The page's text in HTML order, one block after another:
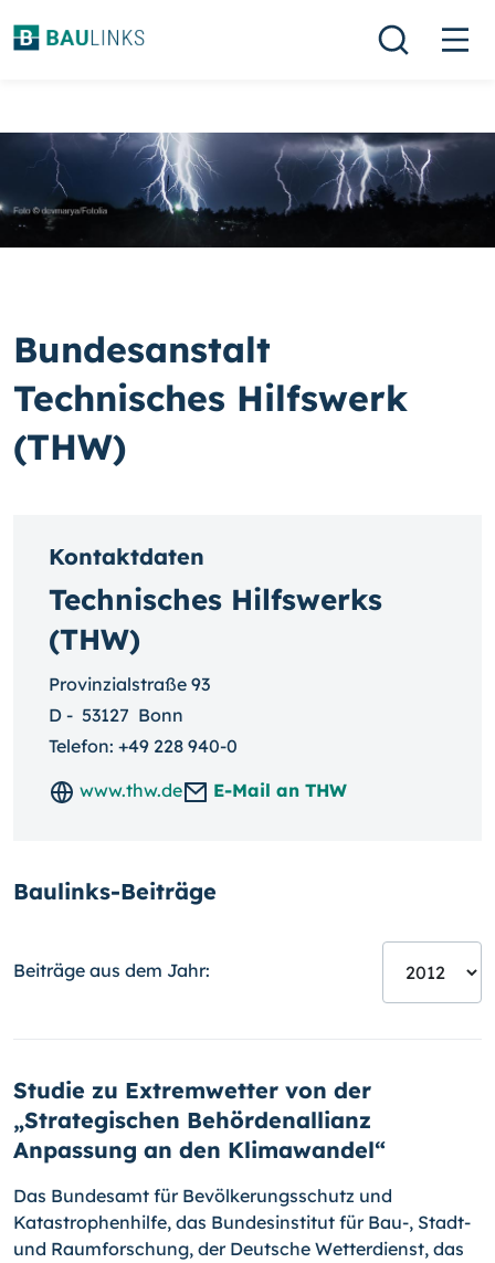
Bundesanstalt
Technisches Hilfswerk
(THW)
Kontaktdaten
Technisches Hilfswerks
(THW)
Provinzialstraße 93
D - 53127 Bonn
Telefon: +49 228 940-0
www.thw.de
E-Mail an THW
Baulinks-Beiträge
Beiträge aus dem Jahr:
Studie zu Extremwetter von der
„Strategischen Behördenallianz
Anpassung an den Klimawandel“
Das Bundesamt für Bevölkerungsschutz und
Katastrophenhilfe, das Bun­desinstitut für Bau-, Stadt-
und Raumforschung, der Deutsche Wet­terdienst, das